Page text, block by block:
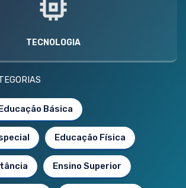
TECNOLOGIA
Básica
Educação Física
Ensino Superior